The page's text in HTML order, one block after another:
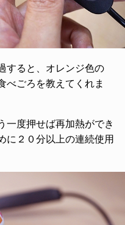
すると、オレンジ色の
べごろを教えてくれま
一度押せば再加熱ができ
に２０分以上の連続使用